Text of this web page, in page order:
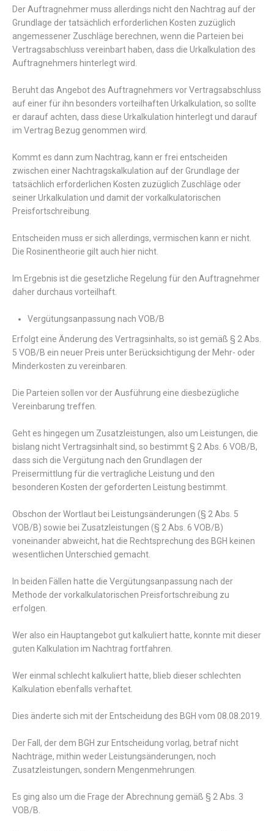
Der Auftragnehmer muss allerdings nicht den Nachtrag auf der
Grundlage der tatsächlich erforderlichen Kosten zuzüglich
angemessener Zuschläge berechnen, wenn die Parteien bei
Vertragsabschluss vereinbart haben, dass die Urkalkulation des
Auftragnehmers hinterlegt wird.
Beruht das Angebot des Auftragnehmers vor Vertragsabschluss
auf einer für ihn besonders vorteilhaften Urkalkulation, so sollte
er darauf achten, dass diese Urkalkulation hinterlegt und darauf
im Vertrag Bezug genommen wird.
Kommt es dann zum Nachtrag, kann er frei entscheiden
zwischen einer Nachtragskalkulation auf der Grundlage der
tatsächlich erforderlichen Kosten zuzüglich Zuschläge oder
seiner Urkalkulation und damit der vorkalkulatorischen
Preisfortschreibung.
Entscheiden muss er sich allerdings, vermischen kann er nicht.
Die Rosinentheorie gilt auch hier nicht.
Im Ergebnis ist die gesetzliche Regelung für den Auftragnehmer
daher durchaus vorteilhaft.
Vergütungsanpassung nach VOB/B
Erfolgt eine Änderung des Vertragsinhalts, so ist gemäß § 2 Abs.
5 VOB/B ein neuer Preis unter Berücksichtigung der Mehr- oder
Minderkosten zu vereinbaren.
Die Parteien sollen vor der Ausführung eine diesbezügliche
Vereinbarung treffen.
Geht es hingegen um Zusatzleistungen, also um Leistungen, die
bislang nicht Vertragsinhalt sind, so bestimmt § 2 Abs. 6 VOB/B,
dass sich die Vergütung nach den Grundlagen der
Preisermittlung für die vertragliche Leistung und den
besonderen Kosten der geforderten Leistung bestimmt.
Obschon der Wortlaut bei Leistungsänderungen (§ 2 Abs. 5
VOB/B) sowie bei Zusatzleistungen (§ 2 Abs. 6 VOB/B)
voneinander abweicht, hat die Rechtsprechung des BGH keinen
wesentlichen Unterschied gemacht.
In beiden Fällen hatte die Vergütungsanpassung nach der
Methode der vorkalkulatorischen Preisfortschreibung zu
erfolgen.
Wer also ein Hauptangebot gut kalkuliert hatte, konnte mit dieser
guten Kalkulation im Nachtrag fortfahren.
Wer einmal schlecht kalkuliert hatte, blieb dieser schlechten
Kalkulation ebenfalls verhaftet.
Dies änderte sich mit der Entscheidung des BGH vom 08.08.2019.
Der Fall, der dem BGH zur Entscheidung vorlag, betraf nicht
Nachträge, mithin weder Leistungsänderungen, noch
Zusatzleistungen, sondern Mengenmehrungen.
Es ging also um die Frage der Abrechnung gemäß § 2 Abs. 3
VOB/B.